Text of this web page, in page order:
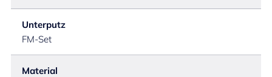
Unterputz
FM-Set
Material